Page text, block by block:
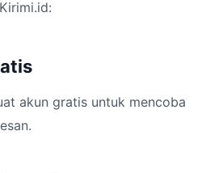
akun gratis untuk mencoba